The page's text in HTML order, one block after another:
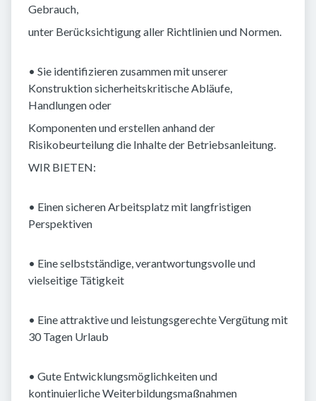
Gebrauch,
unter Berücksichtigung aller Richtlinien und Normen.
• Sie identifizieren zusammen mit unserer
Konstruktion sicherheitskritische Abläufe,
Handlungen oder
Komponenten und erstellen anhand der
Risikobeurteilung die Inhalte der Betriebsanleitung.
WIR BIETEN:
• Einen sicheren Arbeitsplatz mit langfristigen
Perspektiven
• Eine selbstständige, verantwortungsvolle und
vielseitige Tätigkeit
• Eine attraktive und leistungsgerechte Vergütung mit
30 Tagen Urlaub
• Gute Entwicklungsmöglichkeiten und
kontinuierliche Weiterbildungsmaßnahmen